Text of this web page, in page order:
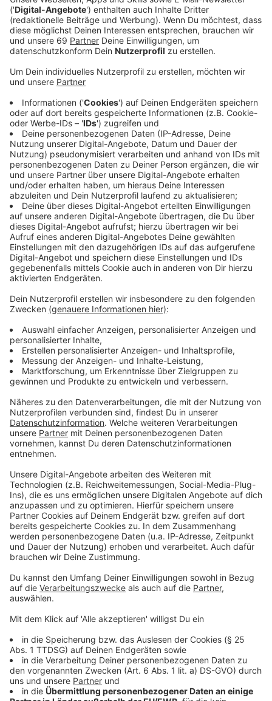
Präventionsangebote gerade für ungeschützte
Verkehrsteilnehmende - wie Radfahrtrainings für
Senioren sowie eine bessere Information über
Verkehrsregelungen.
Anzeige
Die intensive Nutzung des Fahrrads bleibt in Münster
ungebrochen. Messungen an verschiedenen
Verkehrszählstellen zeigen, dass der Radverkehr im
Stadtgebiet weiter zugenommen hat. Diese
Entwicklung bestätigt den Stellenwert des Fahrrads
als wichtiges Verkehrsmittel - und macht die
kontinuierliche Arbeit an der Verkehrssicherheit umso
bedeutsamer.
Anzeige
Anzeige
Seit der Einführung der E-Scooter in Deutschland im
Jahr 2019 sind die Kleinkrafträder aus dem Stadtbild
kaum noch wegzudenken. Ein Blick auf die Statistik
zeigt, dass die Unfallzahlen mit Beteiligung der E-
Scooter in Münster an der Gesamtunfallzahl mit knapp
einem Prozent noch immer gering sind. Die
Unfallzahlen mit E-Scootern sanken im vergangenen
Jahr um knapp 6 % auf 111 (2023: 118). Hierbei
verletzten sich 88 Nutzer:innen, 15 mehr als im Vorjahr.
Anzeige
Sieben Verkehrstote im Stadtgebiet
Verkehrsunfällen tödlich verletzt. Damit wurde der
negative Höchststand aus dem Jahr 2023 erneut
erreicht.
Anzeige